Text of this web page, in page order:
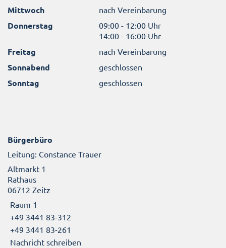
Mittwoch nach Vereinbarung
Donnerstag
09:00 - 12:00 Uhr
14:00 - 16:00 Uhr
Freitag nach Vereinbarung
Sonnabend geschlossen
Sonntag geschlossen
Bürgerbüro
Leitung: Constance Trauer
Altmarkt 1
Rathaus
06712 Zeitz
Raum 1
+49 3441 83-312
+49 3441 83-261
Nachricht schreiben